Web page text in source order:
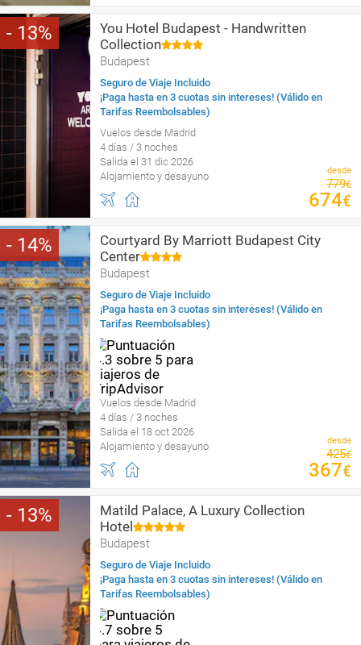
13
You Hotel Budapest - Handwritten
Collection
Budapest
Seguro de Viaje Incluido
¡Paga hasta en 3 cuotas sin intereses! (Válido en
Tarifas Reembolsables)
Vuelos desde Madrid
4 días / 3 noches
Salida el 31 dic 2026
Alojamiento y desayuno
desde
779€
674€
14
Courtyard By Marriott Budapest City
Center
Budapest
Seguro de Viaje Incluido
¡Paga hasta en 3 cuotas sin intereses! (Válido en
Tarifas Reembolsables)
Vuelos desde Madrid
4 días / 3 noches
Salida el 18 oct 2026
Alojamiento y desayuno
desde
425€
367€
13
Matild Palace, A Luxury Collection
Hotel
Budapest
Seguro de Viaje Incluido
¡Paga hasta en 3 cuotas sin intereses! (Válido en
Tarifas Reembolsables)